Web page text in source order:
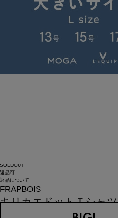
SOLDOUT
返品可
返品について
FRAPBOIS
キリカエドットＴシャツ